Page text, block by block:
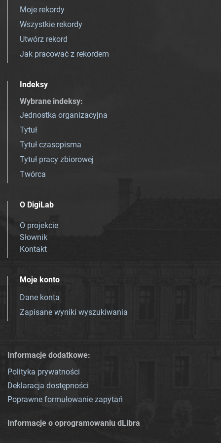
Moje rekordy
Wszystkie rekordy
Utwórz rekord
Jak pracować z rekordem
Indeksy
Wybrane indeksy:
Jednostka organizacyjna
Tytuł
Tytuł czasopisma
Tytuł pracy zbiorowej
Twórca
O DigiLab
O projekcie
Słownik
Kontakt
Moje konto
Dane konta
Zapisane wyniki wyszukiwania
Informacje dodatkowe:
Polityka prywatności
Deklaracja dostępności
Poprawne formułowanie zapytań
Informacje o oprogramowaniu dLibra